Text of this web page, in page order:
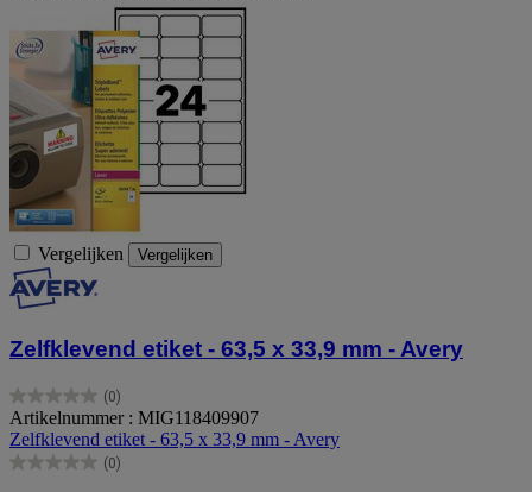
Vergelijken Vergelijken
Zelfklevend etiket - 63,5 x 33,9 mm - Avery
(0)
0.0
van
de
5
Artikelnummer : MIG118409907
Zelfklevend etiket - 63,5 x 33,9 mm - Avery
(0)
0.0